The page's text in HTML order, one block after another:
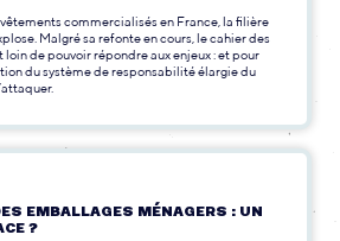
commercialisés en France, la filière
Malgré sa refonte en cours, le cahier des
loin de pouvoir répondre aux enjeux : et pour
du système de responsabilité élargie du
EMBALLAGES MÉNAGERS : UN
?